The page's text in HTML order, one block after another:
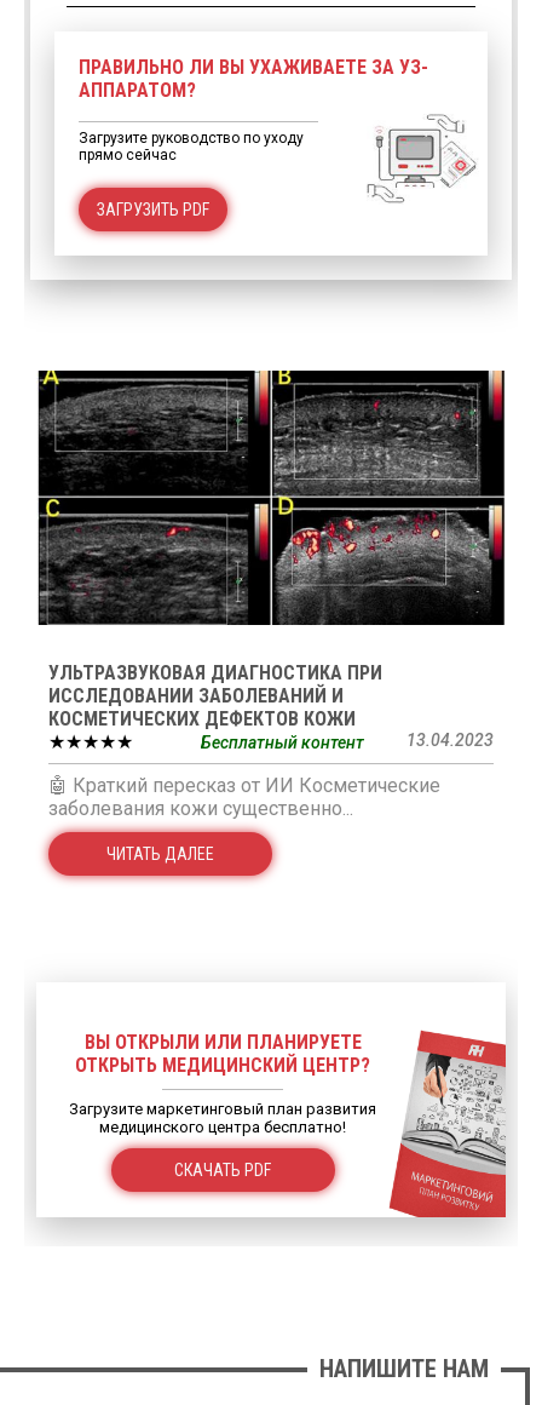
ПРАВИЛЬНО ЛИ ВЫ УХАЖИВАЕТЕ ЗА УЗ-
АППАРАТОМ?
Загрузите руководство по уходу
прямо сейчас
ЗАГРУЗИТЬ PDF
УЛЬТРАЗВУКОВАЯ ДИАГНОСТИКА ПРИ
ИССЛЕДОВАНИИ ЗАБОЛЕВАНИЙ И
КОСМЕТИЧЕСКИХ ДЕФЕКТОВ КОЖИ
★★★★★
13.04.2023
Бесплатный контент
🤖 Краткий пересказ от ИИ Косметические
заболевания кожи существенно...
ЧИТАТЬ ДАЛЕЕ
ВЫ ОТКРЫЛИ ИЛИ ПЛАНИРУЕТЕ
ОТКРЫТЬ МЕДИЦИНСКИЙ ЦЕНТР?
Загрузите маркетинговый план развития
медицинского центра бесплатно!
СКАЧАТЬ PDF
НАПИШИТЕ НАМ